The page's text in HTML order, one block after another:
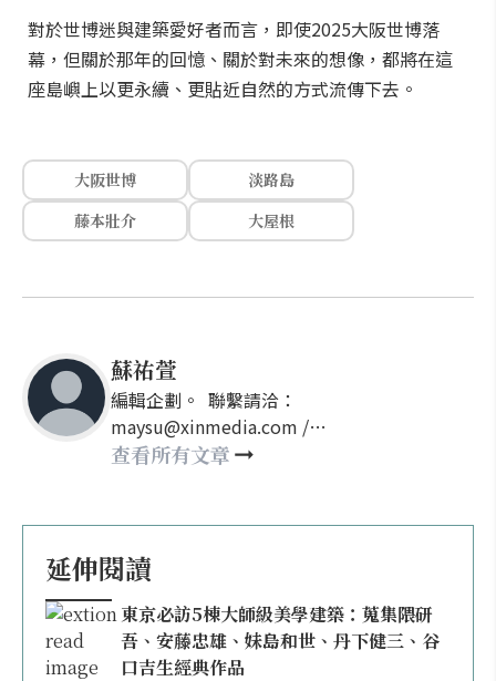
對於世博迷與建築愛好者而言，即使2025大阪世博落
幕，但關於那年的回憶、關於對未來的想像，都將在這
座島嶼上以更永續、更貼近自然的方式流傳下去。
大阪世博
淡路島
藤本壯介
大屋根
蘇祐萱
編輯企劃。 聯繫請洽：
maysu@xinmedia.com /
may860527@gmail.com
查看所有文章
延伸閱讀
東京必訪5棟大師級美學建築：蒐集隈研
吾、安藤忠雄、妹島和世、丹下健三、谷
口吉生經典作品